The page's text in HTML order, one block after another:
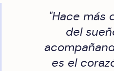
"Hace más
del
es el